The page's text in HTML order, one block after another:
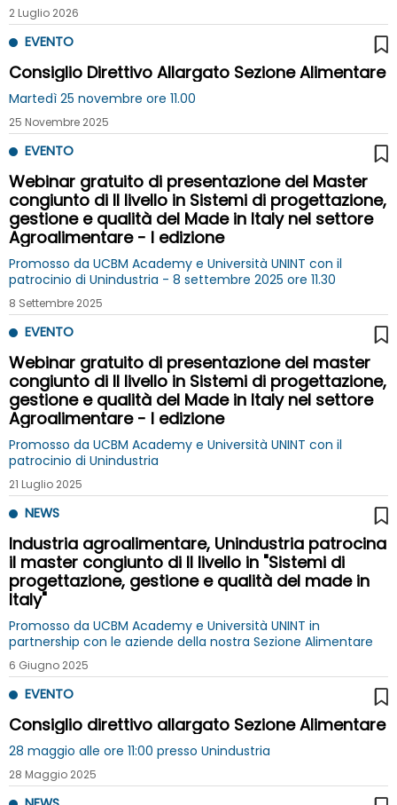
2 Luglio 2026
EVENTO
Consiglio Direttivo Allargato Sezione Alimentare
Martedì 25 novembre ore 11.00
25 Novembre 2025
EVENTO
Webinar gratuito di presentazione del Master
congiunto di II livello in Sistemi di progettazione,
gestione e qualità del Made in Italy nel settore
Agroalimentare - I edizione
Promosso da UCBM Academy e Università UNINT con il
patrocinio di Unindustria - 8 settembre 2025 ore 11.30
8 Settembre 2025
EVENTO
Webinar gratuito di presentazione del master
congiunto di II livello in Sistemi di progettazione,
gestione e qualità del Made in Italy nel settore
Agroalimentare - I edizione
Promosso da UCBM Academy e Università UNINT con il
patrocinio di Unindustria
21 Luglio 2025
NEWS
Industria agroalimentare, Unindustria patrocina
il master congiunto di II livello in "Sistemi di
progettazione, gestione e qualità del made in
Italy"
Promosso da UCBM Academy e Università UNINT in
partnership con le aziende della nostra Sezione Alimentare
6 Giugno 2025
EVENTO
Consiglio direttivo allargato Sezione Alimentare
28 maggio alle ore 11:00 presso Unindustria
28 Maggio 2025